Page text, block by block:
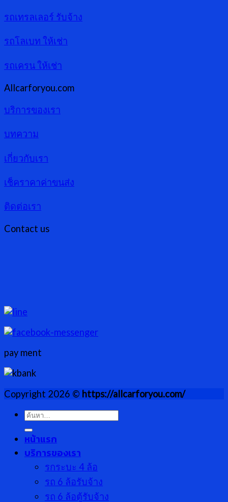
รถเทรลเลอร์ รับจ้าง
รถโลเบท ให้เช่า
รถเครน ให้เช่า
Allcarforyou.com
บริการของเรา
บทความ
เกี่ยวกับเรา
เช็คราคาค่าขนส่ง
ติดต่อเรา
Contact us
pay ment
Copyright 2026 © https://allcarforyou.com/
ค้นหา:
หน้าแรก
บริการของเรา
รกระบะ 4 ล้อ
รถ 6 ล้อรับจ้าง
รถ 6 ล้อตู้รับจ้าง